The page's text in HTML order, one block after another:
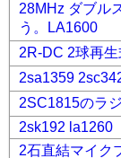
28MHz ダブル
う。LA1600
2R-DC 2球再
2sa1359
2SC1815のラ
2sk192 la1260
2石直結マイク